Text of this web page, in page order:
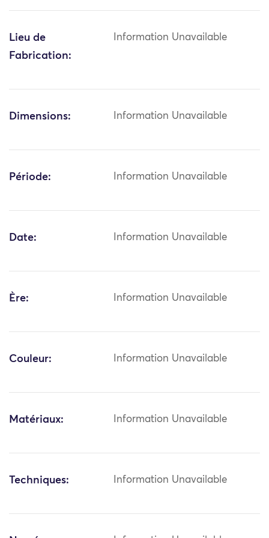
Lieu de
Fabrication:
Information Unavailable
Dimensions: Information Unavailable
Période: Information Unavailable
Date: Information Unavailable
Ère: Information Unavailable
Couleur: Information Unavailable
Matériaux: Information Unavailable
Techniques: Information Unavailable